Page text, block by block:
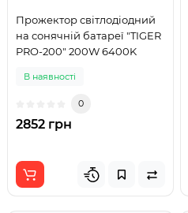
Прожектор світлодіодний
на сонячній батареї "TIGER
PRO-200" 200W 6400K
В наявності
0
2852 грн